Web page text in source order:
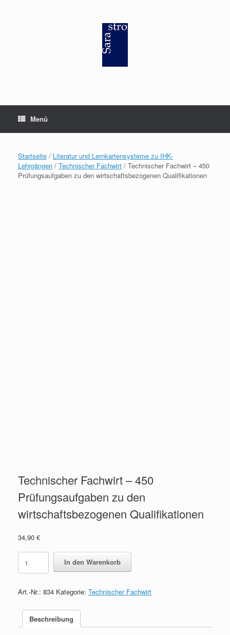
Menü
Startseite / Literatur und Lernkartensysteme zu IHK-
Lehrgängen / Technischer Fachwirt / Technischer Fachwirt – 450
Prüfungsaufgaben zu den wirtschaftsbezogenen Qualifikationen
Technischer Fachwirt – 450
Prüfungsaufgaben zu den
wirtschaftsbezogenen Qualifikationen
34,90 €
Fachwirt
-
Prüfungsaufgaben
wirtschaftsbezogenen
In den Warenkorb
Art.-Nr.: 834 Kategorie: Technischer Fachwirt
Beschreibung